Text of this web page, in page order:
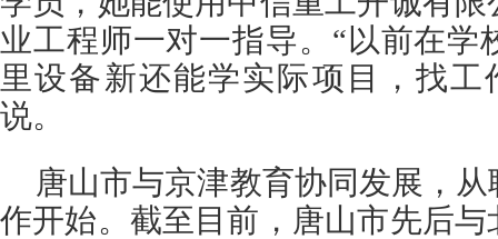
业工程师一对一指导。“以前在学
里设备新还能学实际项目，找工
说。
唐山市与京津教育协同发展，
作开始。截至目前，唐山市先后